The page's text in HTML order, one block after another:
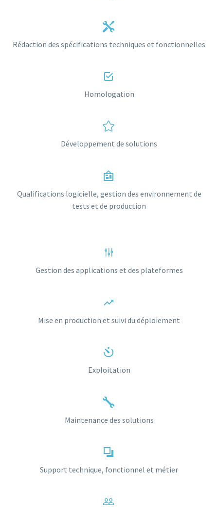


Rédaction des spécifications techniques et fonctionnelles


Homologation


Développement de solutions


Qualifications logicielle, gestion des environnement de
tests et de production
g
g
Gestion des applications et des plateformes


Mise en production et suivi du déploiement


Exploitation


Maintenance des solutions


Support technique, fonctionnel et métier

